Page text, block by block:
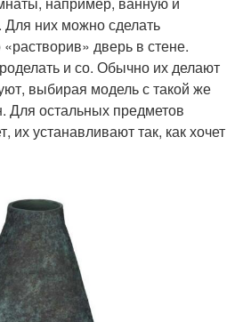
Для них можно сделать
дверь в стене.
и со. Обычно их делают
выбирая модель с такой же
Для остальных предметов
их устанавливают так, как хочет